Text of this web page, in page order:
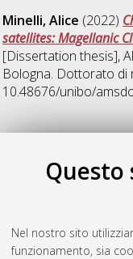
Questo
Nel nostro sito
funzionamento, sia
Minelli, Alice (2022)
satellites: Magellanic
[Dissertation thesis],
Bologna. Dottorato di
10.48676/unibo/
37
Alvarez Garay,
inventory of peculiar
, [Dissertation
di Bologna.